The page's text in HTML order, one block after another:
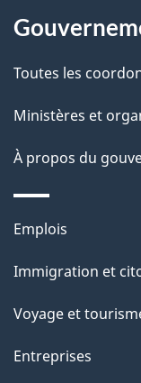
d
e
p
a
site
Toutes les
Ministères et
À propos du
Thèmes
sujets
Emplois
Immigration et
Voyage et
Entreprises